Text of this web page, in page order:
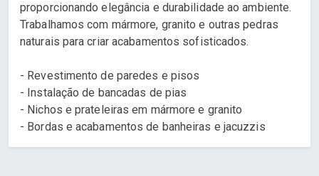
proporcionando elegância e durabilidade ao ambiente.
Trabalhamos com mármore, granito e outras pedras
naturais para criar acabamentos sofisticados.
- Revestimento de paredes e pisos
- Instalação de bancadas de pias
- Nichos e prateleiras em mármore e granito
- Bordas e acabamentos de banheiras e jacuzzis